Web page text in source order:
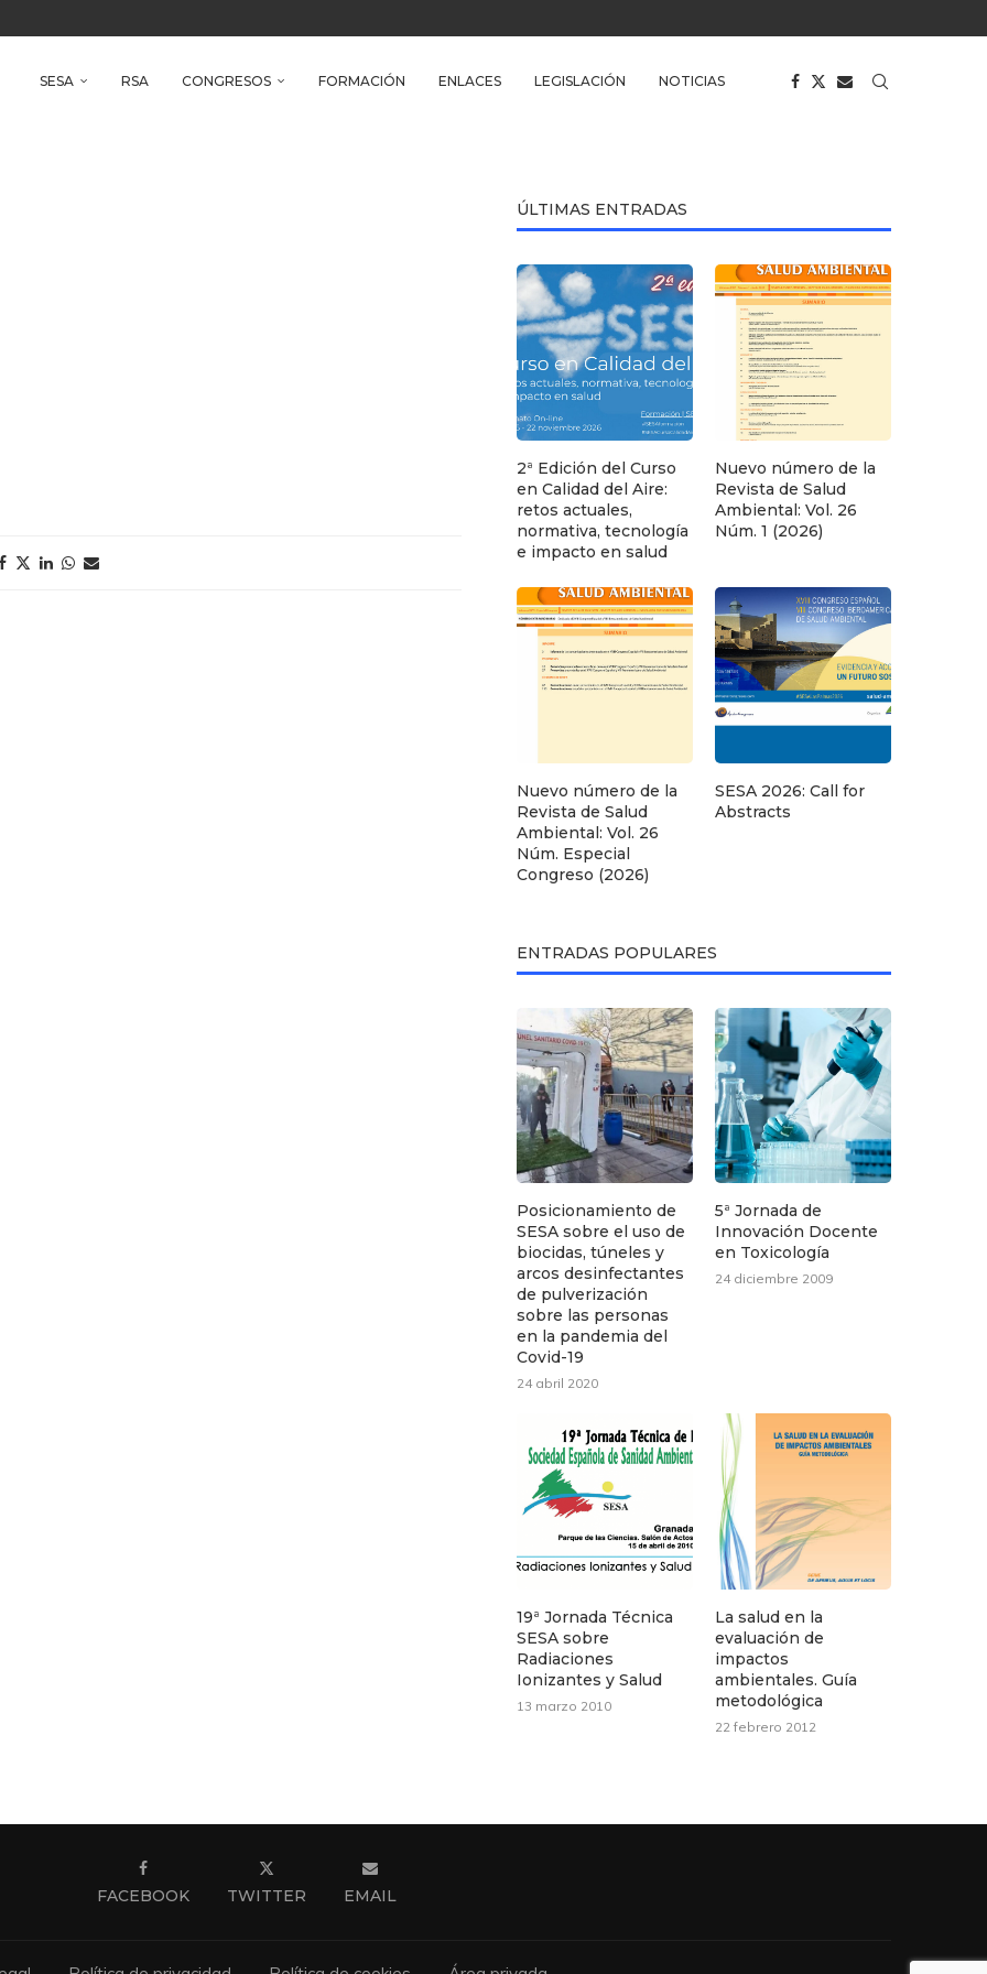
Iberoamericano de Salud Ambiental
SESA
RSA CONGRESOS FORMACIÓN ENLACES LEGISLACIÓN NOTICIAS
ÚLTIMAS ENTRADAS
2ª Edición del Curso
en Calidad del Aire:
retos actuales,
normativa, tecnología
e impacto en salud
Nuevo número de la
Revista de Salud
Ambiental: Vol. 26
Núm. 1 (2026)
Nuevo número de la
Revista de Salud
Ambiental: Vol. 26
Núm. Especial
Congreso (2026)
SESA 2026: Call for
Abstracts
ENTRADAS POPULARES
Posicionamiento de
SESA sobre el uso de
biocidas, túneles y
arcos desinfectantes
de pulverización
sobre las personas
en la pandemia del
Covid-19
24 abril 2020
5ª Jornada de
Innovación Docente
en Toxicología
24 diciembre 2009
19ª Jornada Técnica
SESA sobre
Radiaciones
Ionizantes y Salud
13 marzo 2010
La salud en la
evaluación de
impactos
ambientales. Guía
metodológica
22 febrero 2012
FACEBOOK TWITTER EMAIL